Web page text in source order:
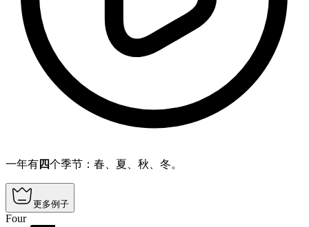
一年有四个季节：春、夏、秋、冬。
更多例子
Four